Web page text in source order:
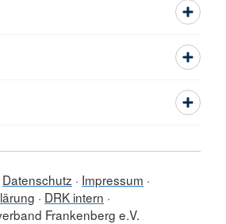
Datenschutz
Impressum
DRK intern
Frankenberg e.V.